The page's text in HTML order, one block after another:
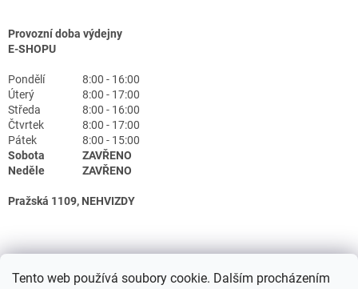
Tento web používá soubory cookie. Dalším procházením
Provozní doba výdejny
E-SHOPU
Pondělí
8:00 - 16:00
Úterý
8:00 - 17:00
Středa
8:00 - 16:00
Čtvrtek
8:00 - 17:00
Pátek
8:00 - 15:00
Sobota
ZAVŘENO
Neděle
ZAVŘENO
Pražská 1109, NEHVIZDY